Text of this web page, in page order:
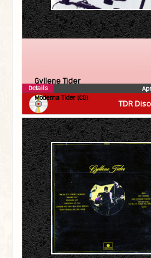
TDR
Gyllene Tider
Moderna Tider (CD)
Details